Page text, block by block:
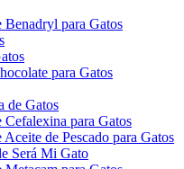
para Gatos
para Gatos
de Gatos
para Gatos
de Pescado para Gatos
Será Mi Gato